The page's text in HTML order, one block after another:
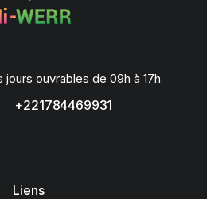
ouvrables de 09h à 17h
+221784469931
Liens